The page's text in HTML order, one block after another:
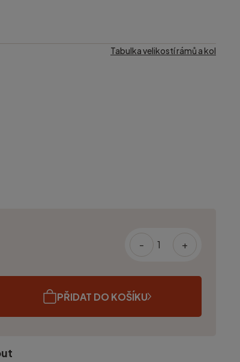
Tabulka velikostí rámů a kol
- +
PŘIDAT DO KOŠÍKU